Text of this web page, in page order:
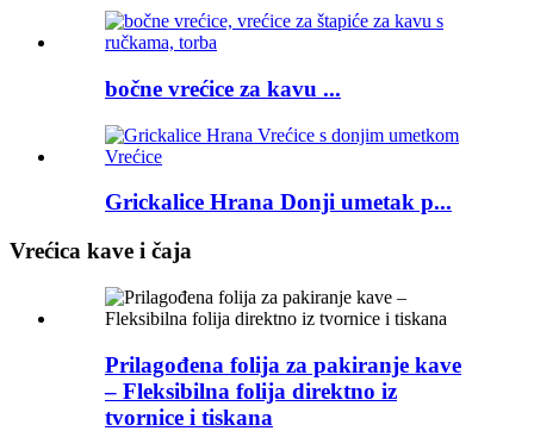
bočne vrećice za kavu ...
Grickalice Hrana Donji umetak p...
Vrećica kave i čaja
Prilagođena folija za pakiranje kave
– Fleksibilna folija direktno iz
tvornice i tiskana